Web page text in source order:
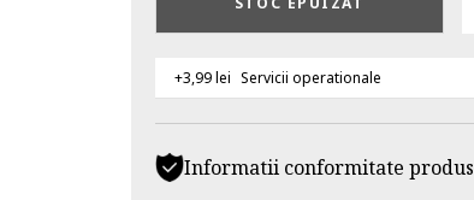
+3,99 lei Servicii operationale
Informatii conformitate produs